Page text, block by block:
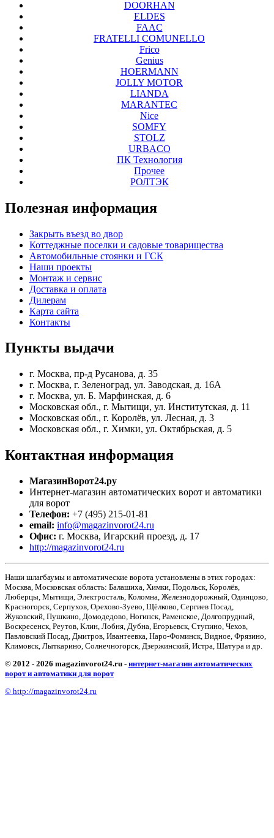
DOORHAN
ELDES
FAAC
FRATELLI COMUNELLO
Frico
Genius
HOERMANN
JOLLY MOTOR
LIANDA
MARANTEC
Nice
SOMFY
STOLZ
URBACO
ПК Технология
Прочее
РОЛТЭК
Полезная информация
Закрыть въезд во двор
Коттеджные поселки и садовые товарищества
Автомобильные стоянки и ГСК
Наши проекты
Монтаж и сервис
Доставка и оплата
Дилерам
Карта сайта
Контакты
Пункты выдачи
г. Москва, пр-д Русанова, д. 35
г. Москва, г. Зеленоград, ул. Заводская, д. 16А
г. Москва, ул. Б. Марфинская, д. 6
Московская обл., г. Мытищи, ул. Институтская, д. 11
Московская обл., г. Королёв, ул. Лесная, д. 3
Московская обл., г. Химки, ул. Октябрьская, д. 5
Контактная информация
МагазинВорот24.ру
Интернет-магазин автоматических ворот и автоматики
для ворот
Телефон: +7 (495) 215-01-81
email: info@magazinvorot24.ru
Офис: г. Москва, Игарский проезд, д. 17
http://magazinvorot24.ru
Наши шлагбаумы и автоматические ворота установлены в этих городах:
Москва, Московская область: Балашиха, Химки, Подольск, Королёв,
Люберцы, Мытищи, Электросталь, Коломна, Железнодорожный, Одинцово,
Красногорск, Серпухов, Орехово-Зуево, Щёлково, Сергиев Посад,
Жуковский, Пушкино, Домодедово, Ногинск, Раменское, Долгопрудный,
Воскресенск, Реутов, Клин, Лобня, Дубна, Егорьевск, Ступино, Чехов,
Павловский Посад, Дмитров, Ивантеевка, Наро-Фоминск, Видное, Фрязино,
Климовск, Лыткарино, Солнечногорск, Дзержинский, Истра, Шатура и др.
© 2012 - 2026 magazinvorot24.ru - интернет-магазин автоматических
ворот и автоматики для ворот
© http://magazinvorot24.ru